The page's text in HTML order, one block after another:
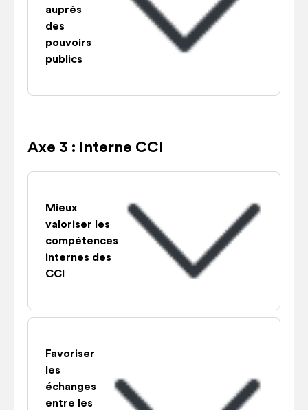
auprès
des
pouvoirs
publics
Axe 3 : Interne CCI
Mieux
valoriser les
compétences
internes des
CCI
Favoriser
les
échanges
entre les